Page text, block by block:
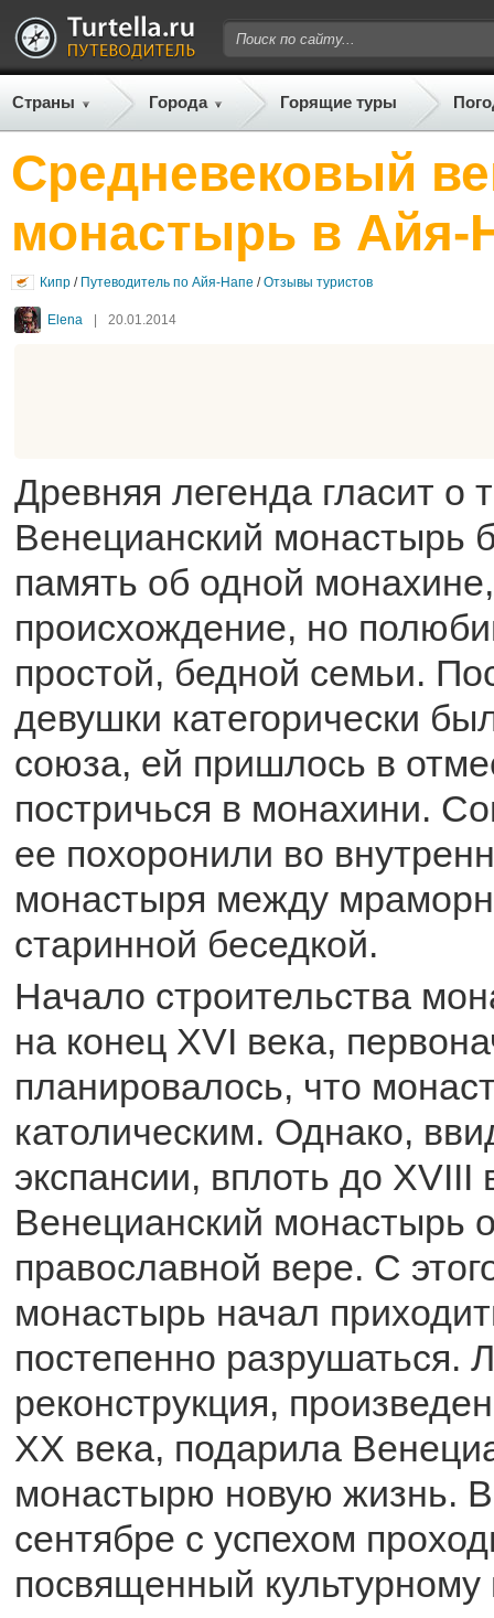
Страны Города Горящие туры
Средневековый
монастырь в Айя-
Кипр / Путеводитель по Айя-Напе /Отзывы туристов
Elena | 20.01.2014
Древняя легенда гласит о
Венецианский монастырь
память об одной
происхождение, но
простой, бедной семьи.
девушки категорически
союза, ей пришлось в
постричься в монахини.
ее похоронили во
монастыря между
старинной беседкой.
Начало строительства
на конец XVI века,
планировалось, что
католическим. Однако,
экспансии, вплоть до XVIII
Венецианский монастырь
православной вере. С
монастырь начал
постепенно разрушаться.
реконструкция,
XX века, подарила
монастырю новую жизнь.
сентябре с успехом
посвященный